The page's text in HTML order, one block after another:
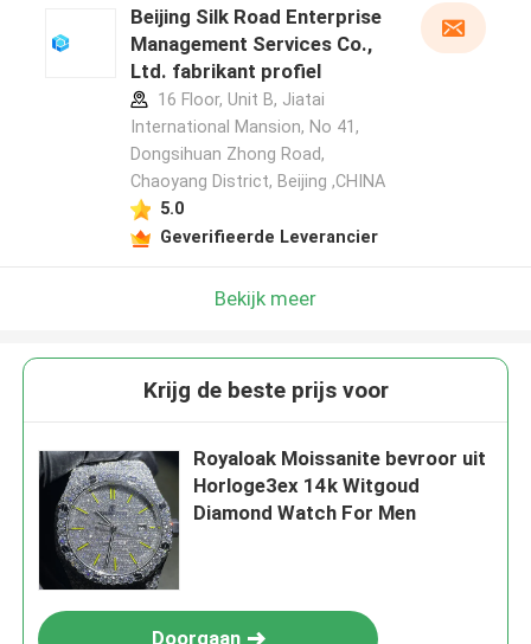
Laat een bericht achter
We bellen je snel terug!
VERZENDEN
Beijing Silk Road Enterprise
Management Services Co.,
Ltd. fabrikant profiel
16 Floor, Unit B, Jiatai
International Mansion, No 41,
Dongsihuan Zhong Road,
Chaoyang District, Beijing ,CHINA
5.0
Geverifieerde Leverancier
Bekijk meer
Krijg de beste prijs voor
Royaloak Moissanite bevroor uit
Horloge3ex 14k Witgoud
Diamond Watch For Men
Doorgaan